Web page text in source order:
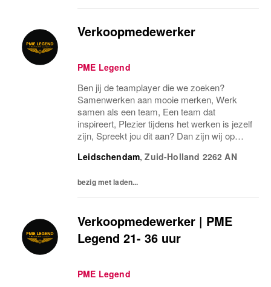
Verkoopmedewerker
PME Legend
Ben jij de teamplayer die we zoeken?
Samenwerken aan mooie merken, Werk
samen als een team, Een team dat
inspireert, Plezier tijdens het werken is jezelf
zijn, Spreekt jou dit aan? Dan zijn wij op
Leidschendam,Zuid-Holland 2262 AN
bezig met laden...
Verkoopmedewerker | PME
Legend 21- 36 uur
PME Legend